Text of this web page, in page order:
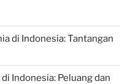
di Indonesia: Tantangan
Indonesia: Peluang dan